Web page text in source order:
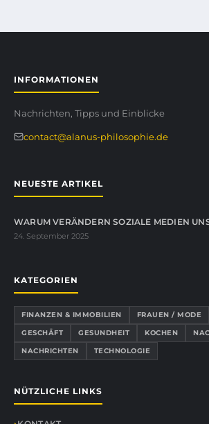
INFORMATIONEN
Nachrichten, Tipps und Einblicke
contact@alanus-philosophie.de
NEUESTE ARTIKEL
WARUM VERÄNDERN SOZIALE MEDIEN
24. September 2025
KATEGORIEN
FINANZEN & IMMOBILIEN FRAUEN / MODE
GESCHÄFT
GESUNDHEIT KOCHEN
NACHRICHTEN
TECHNOLOGIE
NÜTZLICHE LINKS